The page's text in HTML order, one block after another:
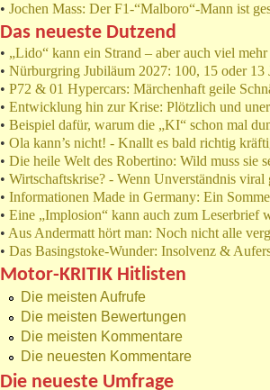
• Jochen Mass: Der F1-“Malboro“-Mann ist
Das neueste Dutzend
• „Lido“ kann ein Strand – aber auch viel mehr
• Nürburgring Jubiläum 2027: 100, 15 oder 13
• P72 & 01 Hypercars: Märchenhaft geile
• Entwicklung hin zur Krise: Plötzlich und
• Beispiel dafür, warum die „KI“ schon mal
• Ola kann’s nicht! - Knallt es bald richtig
• Die heile Welt des Robertino: Wild muss sie
• Wirtschaftskrise? - Wenn Unverständnis viral
• Informationen Made in Germany: Ein
• Eine „Implosion“ kann auch zum Leserbrief
• Aus Andermatt hört man: Noch nicht alle
• Das Basingstoke-Wunder: Insolvenz &
Motor-KRITIK Hitlisten
Die meisten Aufrufe
Die meisten Bewertungen
Die meisten Kommentare
Die neuesten Kommentare
Die neueste Umfrage